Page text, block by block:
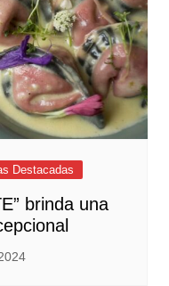
Destacadas
brinda una